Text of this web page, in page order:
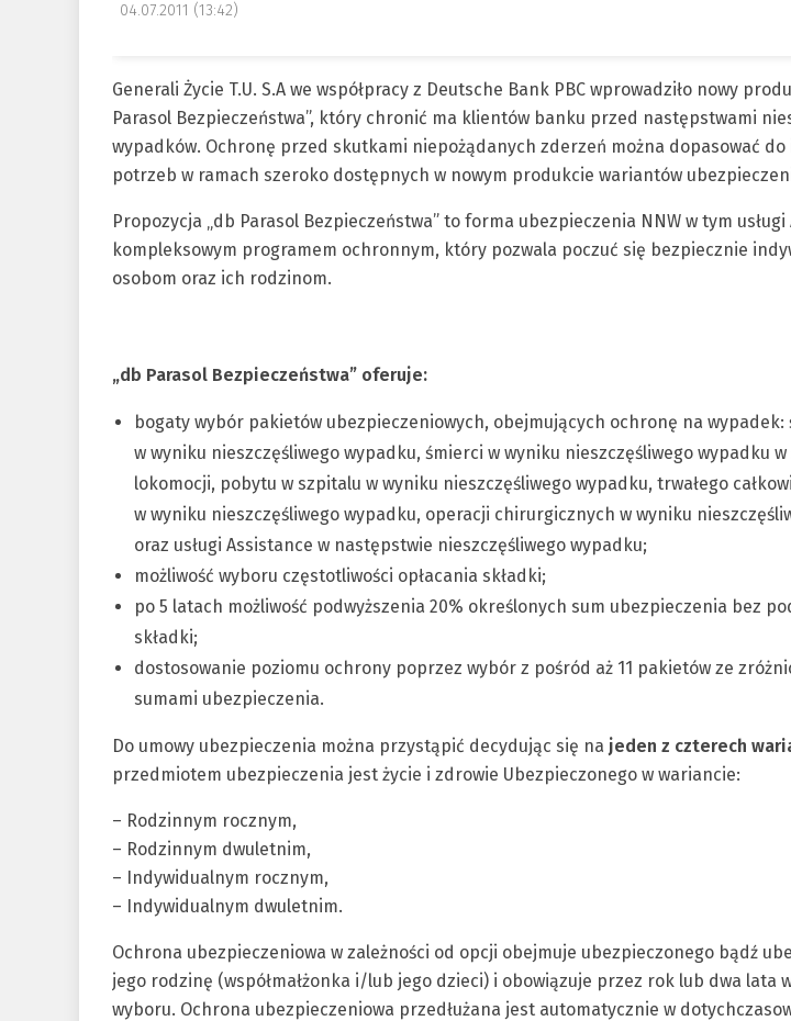
04.07.2011 (13:42)
Generali Życie T.U. S.A we współpracy z Deutsche Bank PBC wprowadziło nowy
Parasol Bezpieczeństwa”, który chronić ma klientów banku przed następstwami
wypadków. Ochronę przed skutkami niepożądanych zderzeń można dopasować
potrzeb w ramach szeroko dostępnych w nowym produkcie wariantów
Propozycja „db Parasol Bezpieczeństwa” to forma ubezpieczenia NNW w tym usługi
kompleksowym programem ochronnym, który pozwala poczuć się bezpiecznie
osobom oraz ich rodzinom.
„db Parasol Bezpieczeństwa” oferuje:
bogaty wybór pakietów ubezpieczeniowych, obejmujących ochronę na wypadek:
w wyniku nieszczęśliwego wypadku, śmierci w wyniku nieszczęśliwego wypadku
lokomocji, pobytu w szpitalu w wyniku nieszczęśliwego wypadku, trwałego
w wyniku nieszczęśliwego wypadku, operacji chirurgicznych w wyniku
oraz usługi Assistance w następstwie nieszczęśliwego wypadku;
możliwość wyboru częstotliwości opłacania składki;
po 5 latach możliwość podwyższenia 20% określonych sum ubezpieczenia bez
składki;
dostosowanie poziomu ochrony poprzez wybór z pośród aż 11 pakietów ze
sumami ubezpieczenia.
Do umowy ubezpieczenia można przystąpić decydując się na jeden z czterech
przedmiotem ubezpieczenia jest życie i zdrowie Ubezpieczonego w wariancie:
– Rodzinnym rocznym,
– Rodzinnym dwuletnim,
– Indywidualnym rocznym,
– Indywidualnym dwuletnim.
Ochrona ubezpieczeniowa w zależności od opcji obejmuje ubezpieczonego bądź
jego rodzinę (współmałżonka i/lub jego dzieci) i obowiązuje przez rok lub dwa lata
wyboru. Ochrona ubezpieczeniowa przedłużana jest automatycznie w